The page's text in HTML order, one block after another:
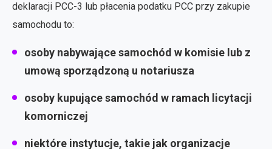
deklaracji PCC-3 lub płacenia podatku PCC przy zakupie
samochodu to:
osoby nabywające samochód w komisie lub z
umową sporządzoną u notariusza
osoby kupujące samochód w ramach licytacji
komorniczej
niektóre instytucje, takie jak organizacje